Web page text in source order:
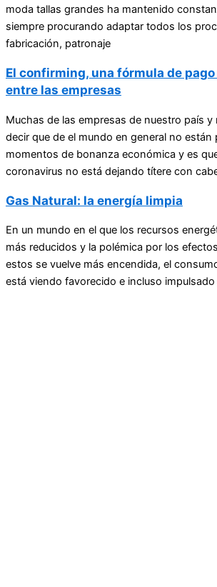
moda tallas grandes ha mantenido
siempre procurando adaptar todos los
fabricación, patronaje
El confirming, una fórmula de
entre las empresas
Muchas de las empresas de nuestro país
decir que de el mundo en general no están
momentos de bonanza económica y es
coronavirus no está dejando títere con
Gas Natural: la energía limpia
En un mundo en el que los recursos
más reducidos y la polémica por los
estos se vuelve más encendida, el
está viendo favorecido e incluso impulsado